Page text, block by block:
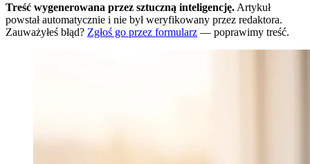
Treść wygenerowana przez sztuczną inteligencję. Artykuł
powstał automatycznie i nie był weryfikowany przez redaktora.
Zauważyłeś błąd? Zgłoś go przez formularz — poprawimy treść.